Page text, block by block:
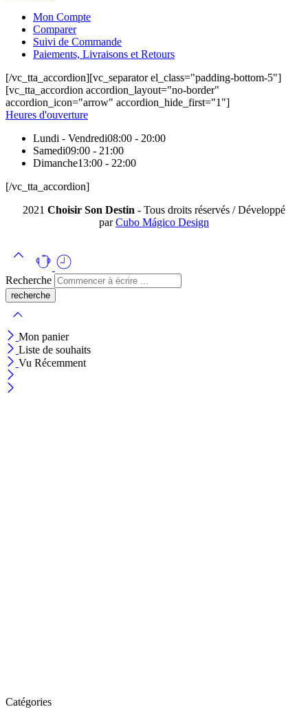
Mon Compte
Comparer
Suivi de Commande
Paiements, Livraisons et Retours
[/vc_tta_accordion][vc_separator el_class="padding-bottom-5"]
[vc_tta_accordion accordion_layout="no-border"
accordion_icon="arrow" accordion_hide_first="1"]
Heures d'ouverture
Lundi - Vendredi08:00 - 20:00
Samedi09:00 - 21:00
Dimanche13:00 - 22:00
[/vc_tta_accordion]
2021 Choisir Son Destin - Tous droits réservés / Développé
parCubo Mágico Design
Recherche
Mon panier
Liste de souhaits
Vu Récemment
Catégories